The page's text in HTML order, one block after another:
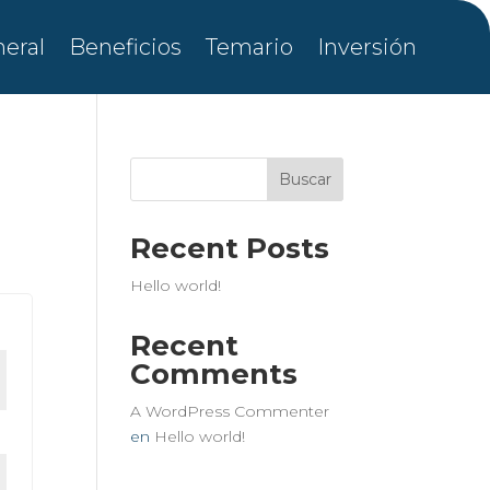
Beneficios Temario Inversión
Buscar
Recent Posts
Hello world!
Recent
Comments
A WordPress Commenter
en Hello world!